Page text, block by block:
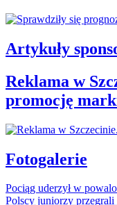
Artykuły
Reklama w
promocję
Fotogalerie
Pociąg uderzył w
Polscy juniorzy